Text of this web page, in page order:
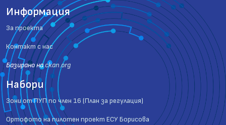
Информация
За проекта
Контакт с нас
Базиранo наckan.org
Набори
Зони от ПУП по член 16 (План за регулация)
Ортофото на пилотен проект ЕСУ Борисова